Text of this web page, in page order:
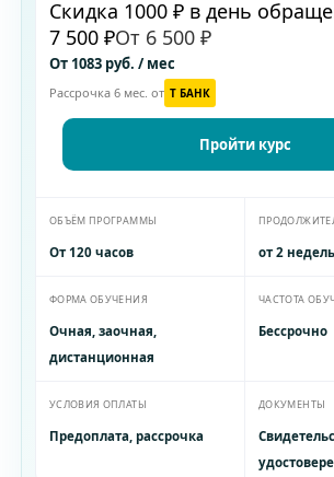
Скидка 1000 ₽ в день
7 500 ₽От 6 500 ₽
От 1083 руб. / мес
Рассрочка 6 мес. от T БАНК
Пройти курс
ОБЪЁМ ПРОГРАММЫ
От 120 часов от 2
ФОРМА ОБУЧЕНИЯ
Очная, заочная,
дистанционная
ЧАСТОТА
Бессрочно
УСЛОВИЯ ОПЛАТЫ
Предоплата, рассрочка
ДОКУМЕНТЫ